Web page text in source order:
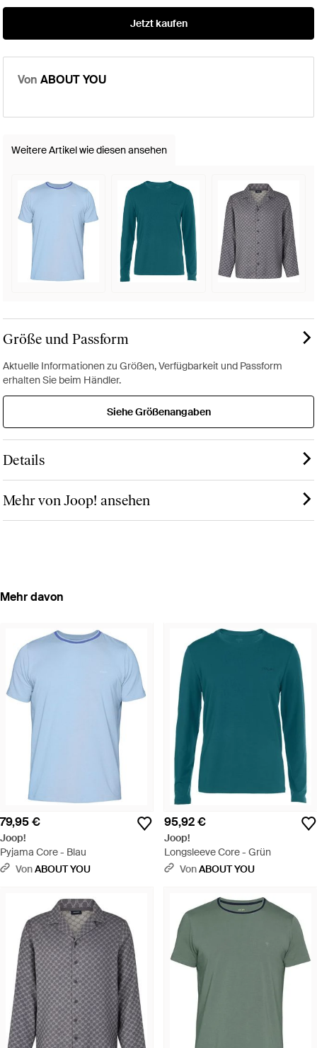
Jetzt kaufen
Von ABOUT YOU
Weitere Artikel wie diesen ansehen
Größe und Passform
Aktuelle Informationen zu Größen, Verfügbarkeit und Passform
erhalten Sie beim Händler.
Siehe Größenangaben
Details
Mehr von Joop! ansehen
Mehr davon
79,95 €
Joop!
Pyjama Core - Blau
VonABOUT YOU
95,92 €
Joop!
Longsleeve Core - Grün
VonABOUT YOU